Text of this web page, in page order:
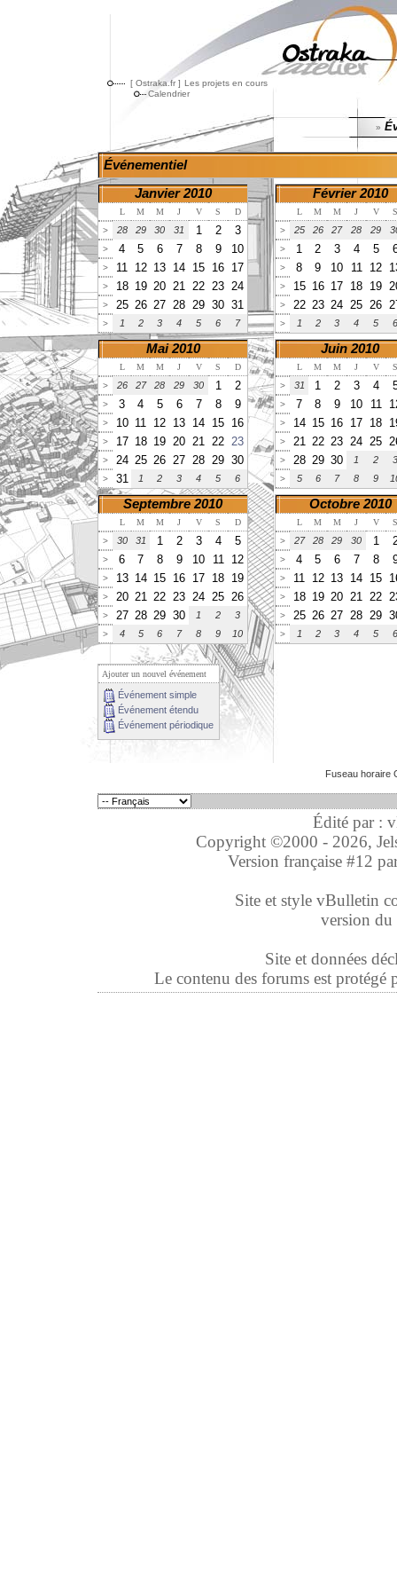
[ Ostraka.fr ] Les projets en cours
Calendrier
»
Événementiel
Janvier 2010
L M M J V S
D
>
28 29 30 31 1 2 3
> 4 5 6 7 8 9 10
> 11 12 13 14 15 16 17
> 18 19 20 21 22 23 24
> 25 26 27 28 29 30 31
> 1 2 3 4 5 6 7
Février 2010
L M M J V
S
>
25 26 27 28 29
> 1 2 3 4 5
> 8 9 10 11 12
> 15 16 17 18 19
> 22 23 24 25 26
> 1 2 3 4 5 6
Mai 2010
L M M J V S
D
>
26 27 28 29 30 1 2
> 3 4 5 6 7 8 9
> 10 11 12 13 14 15 16
> 17 18 19 20 21 22 23
> 24 25 26 27 28 29 30
> 31 1 2 3 4 5 6
Juin 2010
L M M J V
S
>
31 1 2 3 4
> 7 8 9 10 11
> 14 15 16 17 18
> 21 22 23 24 25
> 28 29 30 1 2 3
> 5 6 7 8 9
Septembre 2010
L M M J V S
D
>
30 31 1 2 3 4 5
> 6 7 8 9 10 11 12
> 13 14 15 16 17 18 19
> 20 21 22 23 24 25 26
> 27 28 29 30 1 2 3
> 4 5 6 7 8 9 10
Octobre 2010
L M M J V
S
>
27 28 29 30 1
> 4 5 6 7 8
> 11 12 13 14 15
> 18 19 20 21 22
> 25 26 27 28 29
> 1 2 3 4 5 6
Ajouter un nouvel événement
Événement simple
Événement étendu
Événement périodique
Fuseau horaire
Édité par :
Copyright ©2000 - 2026,
Version française #12
Site et style vBulletin
version
Site et données
Le contenu des forums est protégé